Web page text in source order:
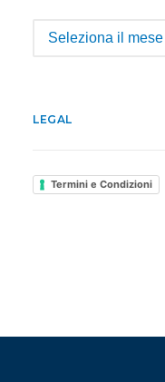
Archivio
LEGAL
Termini e Condizioni